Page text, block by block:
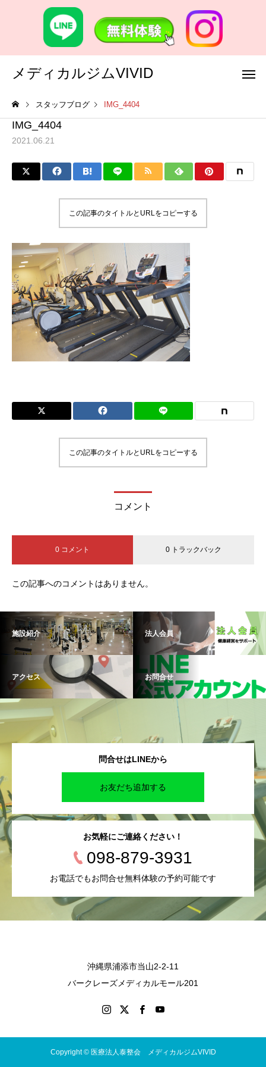
メディカルジムVIVID
スタッフブログ IMG_4404
IMG_4404
2021.06.21
この記事のタイトルとURLをコピーする
この記事のタイトルとURLをコピーする
コメント
0 コメント 0 トラックバック
この記事へのコメントはありません。
施設紹介 法人会員
アクセス お問合せ
問合せはLINEから
お友だち追加する
お気軽にご連絡ください！
098-879-3931
お電話でもお問合せ無料体験の予約可能です
沖縄県浦添市当山2-2-11
バークレーズメディカルモール201
Copyright © 医療法人泰整会 メディカルジムVIVID